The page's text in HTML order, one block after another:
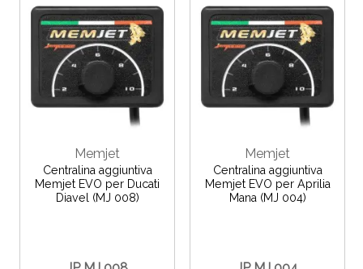
Memjet
Centralina aggiuntiva
Memjet EVO per Ducati
Diavel (MJ 008)
Memjet
Centralina aggiuntiva
Memjet EVO per Aprilia
Mana (MJ 004)